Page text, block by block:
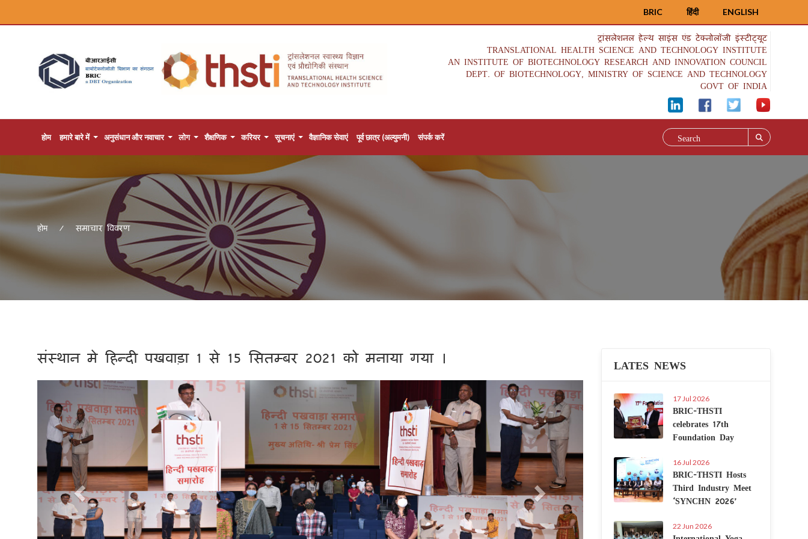
ENGLISH
हिंदी
BRIC
ट्रांसलेशनल हेल्थ साइंस एंड टेक्नोलॉजी इंस्टीट्यूट
TRANSLATIONAL HEALTH SCIENCE AND TECHNOLOGY INSTITUTE
AN INSTITUTE OF BIOTECHNOLOGY RESEARCH AND INNOVATION COUNCIL
DEPT. OF BIOTECHNOLOGY, MINISTRY OF SCIENCE AND TECHNOLOGY
GOVT OF INDIA
होम हमारे बारे में अनुसंधान और नवाचार लोग शैक्षणिक करियर सूचनाएं वैज्ञानिक सेवाएं पूर्व छात्र (अल्युमनी) संपर्क करें
होम समाचार विवरण
संस्थान मे हिन्दी पखवाड़ा 1 से 15 सितम्बर 2021 को मनाया गया ।
Previous Next
LATES NEWS
17 Jul 2026
BRIC-THSTI
celebrates 17th
Foundation Day
16 Jul 2026
BRIC-THSTI Hosts
Third Industry Meet
‘SYNCHN 2026’
22 Jun 2026